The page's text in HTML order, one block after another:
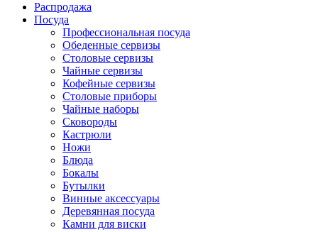
Распродажа
Посуда
Профессиональная посуда
Обеденные сервизы
Столовые сервизы
Чайные сервизы
Кофейные сервизы
Столовые приборы
Чайные наборы
Сковороды
Кастрюли
Ножи
Блюда
Бокалы
Бутылки
Винные аксессуары
Деревянная посуда
Камни для виски